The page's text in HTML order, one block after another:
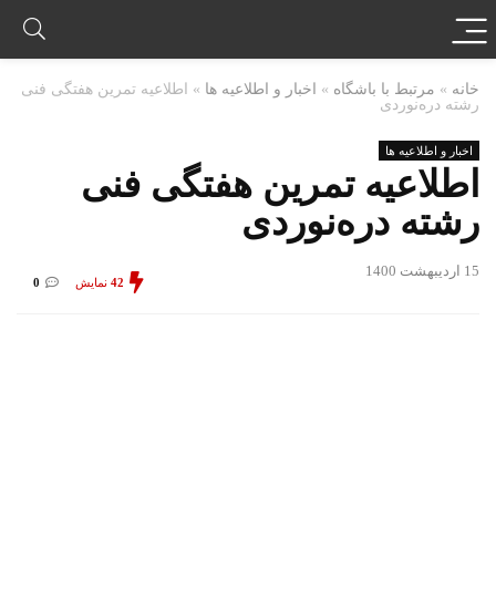
خانه » مرتبط با باشگاه » اخبار و اطلاعیه ها »
اطلاعیه تمرین هفتگی فنی
رشته دره‌نوردی
اخبار و اطلاعیه ها
اطلاعیه تمرین هفتگی فنی
رشته دره‌نوردی
15 اردیبهشت 1400
42 نمایش 0